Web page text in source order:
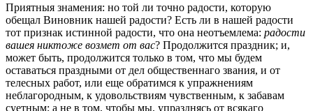
Приятныя знамения: но той ли точно радости, которую
обещал Виновник нашей радости? Есть ли в нашей радости
тот признак истинной радости, что она неотъемлема: радости
вашея никтоже возмет от вас? Продолжится праздник; и,
может быть, продолжится только в том, что мы будем
оставаться праздными от дел общественнаго звания, и от
телесных работ, или еще обратимся к упражнениям
неблагородным, к удовольствиям чувственным, к забавам
суетным; а не в том, чтобы мы, упразднясь от всякаго